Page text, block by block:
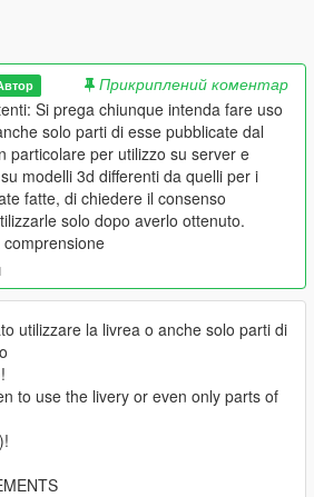
Прикриплений коментар
Si prega chiunque intenda fare uso
solo parti di esse pubblicate dal
particolare per utilizzo su server e
modelli 3d differenti da quelli per i
fatte, di chiedere il consenso
solo dopo averlo ottenuto.
utilizzare la livrea o anche solo parti di
to use the livery or even only parts of